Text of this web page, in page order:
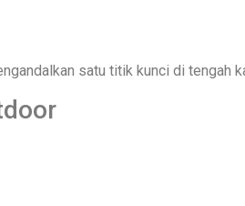
satu titik kunci di tengah